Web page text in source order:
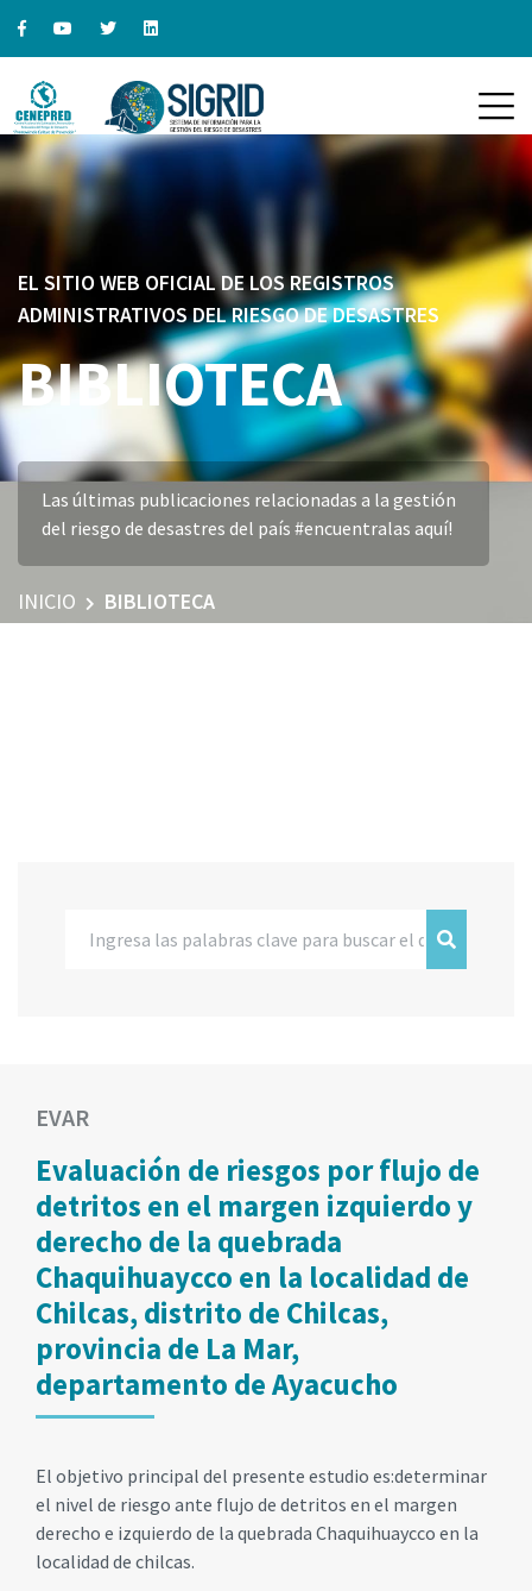
EL SITIO WEB OFICIAL DE LOS REGISTROS
ADMINISTRATIVOS DEL RIESGO DE DESASTRES
BIBLIOTECA
Las últimas publicaciones relacionadas a la gestión
del riesgo de desastres del país #encuentralas aquí!
INICIO BIBLIOTECA
EVAR
Evaluación de riesgos por flujo de
detritos en el margen izquierdo y
derecho de la quebrada
Chaquihuaycco en la localidad de
Chilcas, distrito de Chilcas,
provincia de La Mar,
departamento de Ayacucho
El objetivo principal del presente estudio es:determinar
el nivel de riesgo ante flujo de detritos en el margen
derecho e izquierdo de la quebrada Chaquihuaycco en la
localidad de chilcas.